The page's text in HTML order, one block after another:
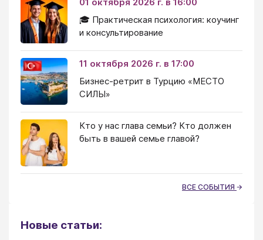
🎓 Практическая психология: коучинг
и консультирование
11 октября 2026 г. в 17:00
Бизнес-ретрит в Турцию «МЕСТО
СИЛЫ»
Кто у нас глава семьи? Кто должен
быть в вашей семье главой?
ВСЕ СОБЫТИЯ
Новые статьи: